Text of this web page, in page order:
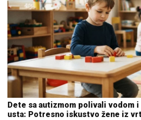
Dete sa autizmom polivali vodom i
usta: Potresno iskustvo žene iz